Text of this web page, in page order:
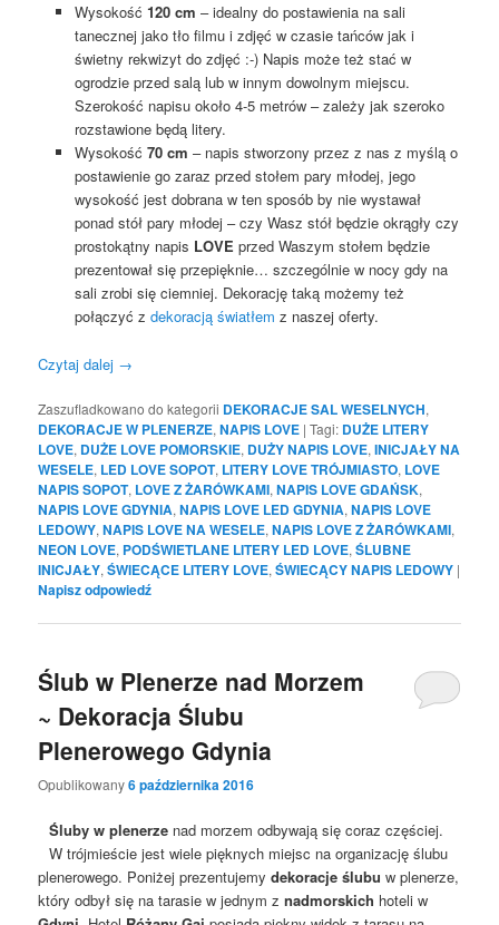
Wysokość 120 cm – idealny do postawienia na sali
tanecznej jako tło filmu i zdjęć w czasie tańców jak i
świetny rekwizyt do zdjęć :-) Napis może też stać w
ogrodzie przed salą lub w innym dowolnym miejscu.
Szerokość napisu około 4-5 metrów – zależy jak szeroko
rozstawione będą litery.
Wysokość 70 cm – napis stworzony przez z nas z myślą o
postawienie go zaraz przed stołem pary młodej, jego
wysokość jest dobrana w ten sposób by nie wystawał
ponad stół pary młodej – czy Wasz stół będzie okrągły czy
prostokątny napis LOVE przed Waszym stołem będzie
prezentował się przepięknie… szczególnie w nocy gdy na
sali zrobi się ciemniej. Dekorację taką możemy też
połączyć z dekoracją światłem z naszej oferty.
Czytaj dalej →
Zaszufladkowano do kategorii DEKORACJE SAL WESELNYCH,
DEKORACJE W PLENERZE,NAPIS LOVE |Tagi: DUŻE LITERY
LOVE, DUŻE LOVE POMORSKIE, DUŻY NAPIS LOVE,INICJAŁY NA
WESELE, LED LOVE SOPOT, LITERY LOVE TRÓJMIASTO, LOVE
NAPIS SOPOT, LOVE Z ŻARÓWKAMI,NAPIS LOVE GDAŃSK,
NAPIS LOVE GDYNIA,NAPIS LOVE LED GDYNIA,NAPIS LOVE
LEDOWY,NAPIS LOVE NA WESELE,NAPIS LOVE Z ŻARÓWKAMI,
NEON LOVE, PODŚWIETLANE LITERY LED LOVE,ŚLUBNE
INICJAŁY,ŚWIECĄCE LITERY LOVE,ŚWIECĄCY NAPIS LEDOWY |
Napisz odpowiedź
Ślub w Plenerze nad Morzem
~ Dekoracja Ślubu
Plenerowego Gdynia
Opublikowany6 października 2016
Śluby w plenerze nad morzem odbywają się coraz częściej.
W trójmieście jest wiele pięknych miejsc na organizację ślubu
plenerowego. Poniżej prezentujemydekoracje ślubu w plenerze,
który odbył się na tarasie w jednym znadmorskich hoteli w